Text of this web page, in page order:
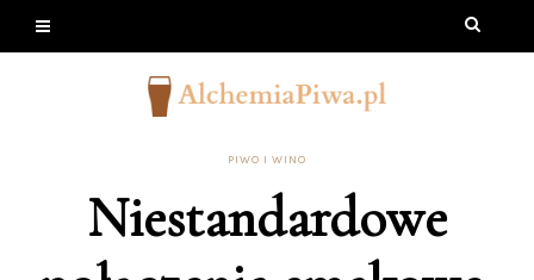
PIWO I WINO
Niestandardowe